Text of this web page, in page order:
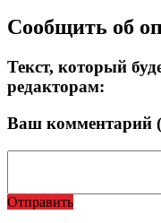
Сообщить об
Текст, который
редакторам:
Ваш комментарий
Отправить